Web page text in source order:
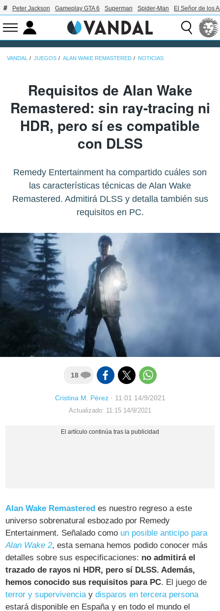
Peter Jackson Gameplay GTA 6 Superman Spider-Man El Señor de los
VANDAL JUEGOS ALAN WAKE REMASTERED NOTICIAS
Requisitos de Alan Wake
Remastered: sin ray-tracing ni
HDR, pero sí es compatible
con DLSS
Remedy Entertainment ha compartido cuáles son
las características técnicas de Alan Wake
Remastered. Admitirá DLSS y detalla también sus
requisitos en PC.
18
Cristina M. Pérez· 11:01 14/9/2021
Actualizado: 11:15 14/9/2021
Alan Wake Remastered es nuestro regreso a este
universo sobrenatural esbozado por Remedy
Entertainment. Señalado como un posible anticipo para
Alan Wake 2, esta semana hemos podido conocer más
detalles sobre sus especificaciones: no admitirá el
trazado de rayos ni HDR, pero sí DLSS. Además,
hemos conocido sus requisitos para PC. El juego de
terror y supervivenciaydisparos en tercera persona
estará disponible en España y en todo el mundo el